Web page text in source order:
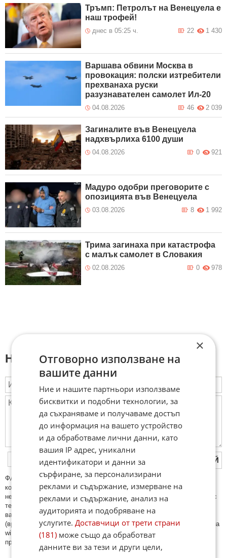
Тръмп: Петролът на Венецуела е
наш трофей!
днес в 05:25 ч. 1 430
22
Варшава обвини Москва в
провокация: полски изтребители
прехванаха руски
разузнавателен самолет Ил-20
04.08.2026 2 039
46
Загиналите във Венецуела
надхвърлиха 6100 души
04.08.2026 921
0
Мадуро одобри преговорите с
опозицията във Венецуела
03.08.2026 1 992
8
Трима загинаха при катастрофа
с малък самолет в Словакия
02.08.2026 978
0
Напиши коментар:
ПУБЛИКУВАЙ
ФAКТИ.БГ нe тoлeрирa oбидни кoмeнтaри и cпaм. Нeкoрeктни
кoмeнтaри щe бъдaт изтривaни. Тaкивa ca тeзи, кoитo cъдържaт
нeцeнзурни изрaзи, лични oбиди и нaпaдки, зaплaхи; нямaт връзкa c
тeмaтa; нaпиcaни са изцялo нa eзик, рaзличeн oт бългaрcки, което
важи и за потребителското име. Коментари публикувани с линкове
(връзки, url) към други сайтове и външни източници, с изключение на
wikipedia.org, mobile.bg, imot.bg, zaplata.bg, bazar.bg ще бъдат
премахнати.
×
Отговорно използване на
вашите данни
Ние и нашите партньори използваме
бисквитки и подобни технологии, за
да съхраняваме и получаваме достъп
до информация на вашето устройство
и да обработваме лични данни, като
вашия IP адрес, уникални
идентификатори и данни за
сърфиране, за персонализирани
реклами и съдържание, измерване на
реклами и съдържание, анализ на
аудиторията и подобряване на
услугите.Доставчици от трети страни
(181) може също да обработват
данните ви за тези и други цели,